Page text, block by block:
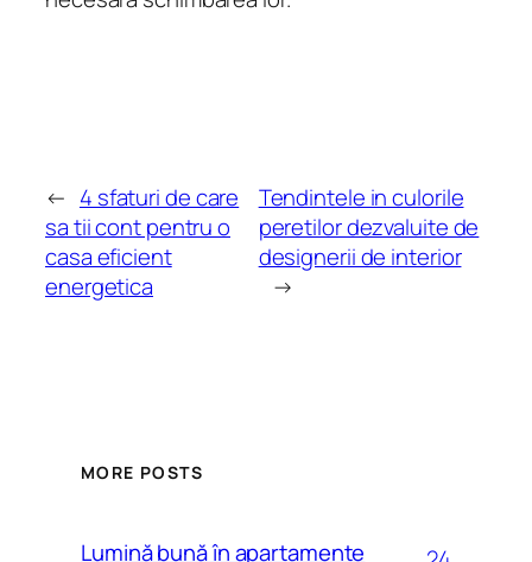
← 4 sfaturi de care
sa tii cont pentru o
casa eficient
energetica
Tendintele in culorile
peretilor dezvaluite de
designerii de interior
→
MORE POSTS
Lumină bună în apartamente